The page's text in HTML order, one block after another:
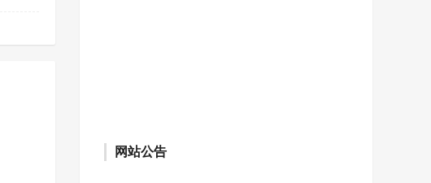
网站公告